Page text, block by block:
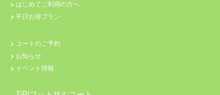
はじめてご利用の方へ
平日お得プラン
コートのご予約
お知らせ
イベント情報